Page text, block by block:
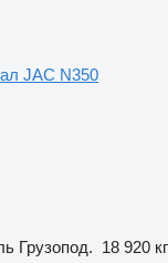
JAC N350
Грузопод. 18 920 кг